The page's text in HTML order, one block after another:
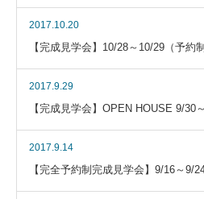
2017.10.20
【完成見学会】10/28～10/29（予約制
2017.9.29
【完成見学会】OPEN HOUSE 9/30
2017.9.14
【完全予約制完成見学会】9/16～9/